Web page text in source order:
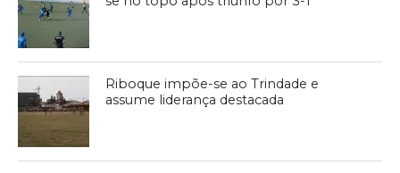
Riboque impõe-se ao Trindade e
assume liderança destacada